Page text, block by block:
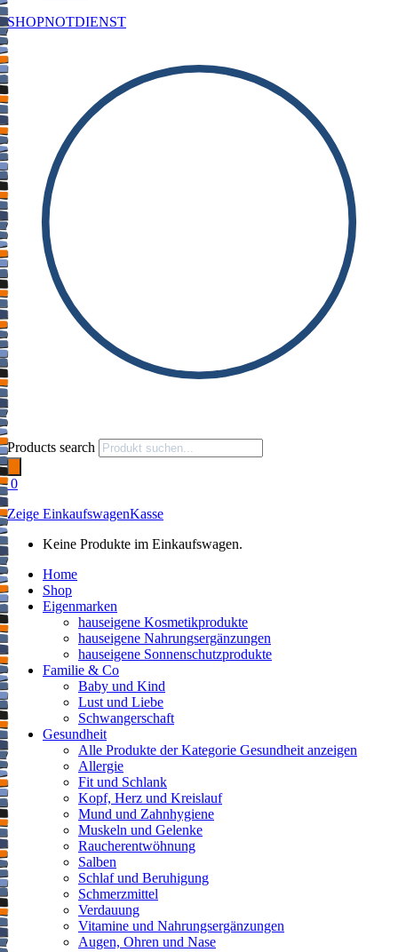
SHOPNOTDIENST
Products search
0
Zeige EinkaufswagenKasse
Keine Produkte im Einkaufswagen.
Home
Shop
Eigenmarken
hauseigene Kosmetikprodukte
hauseigene Nahrungsergänzungen
hauseigene Sonnenschutzprodukte
Familie & Co
Baby und Kind
Lust und Liebe
Schwangerschaft
Gesundheit
Alle Produkte der Kategorie Gesundheit anzeigen
Allergie
Fit und Schlank
Kopf, Herz und Kreislauf
Mund und Zahnhygiene
Muskeln und Gelenke
Raucherentwöhnung
Salben
Schlaf und Beruhigung
Schmerzmittel
Verdauung
Vitamine und Nahrungsergänzungen
Augen, Ohren und Nase